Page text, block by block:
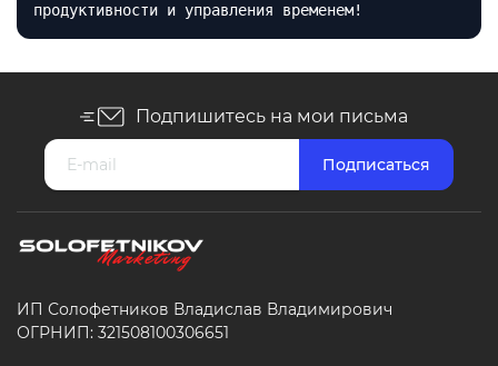
продуктивности и управления временем!
Подпишитесь на мои письма
ИП Солофетников Владислав Владимирович
ОГРНИП: 321508100306651